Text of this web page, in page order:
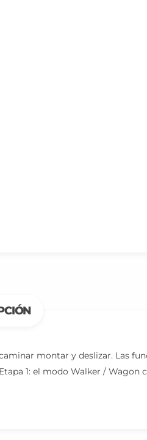
montar y deslizar. Las
1: el modo Walker / Wagon